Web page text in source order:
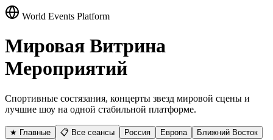
World Events Platform
Мировая Витрина
Мероприятий
Спортивные состязания, концерты звезд мировой сцены и
лучшие шоу на одной стабильной платформе.
★ Главные 📋 Все сеансы Россия Европа
Ближний Восток